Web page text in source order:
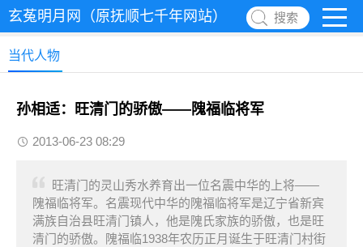
玄菟明月网（原抚顺七千年网站） 搜索
当代人物
孙相适：旺清门的骄傲——隗福临将军
2013-06-23 08:29
旺清门的灵山秀水养育出一位名震中华的上将——
隗福临将军。名震现代中华的隗福临将军是辽宁省新宾
满族自治县旺清门镇人，他是隗氏家族的骄傲，也是旺
清门的骄傲。隗福临1938年农历正月诞生于旺清门村街